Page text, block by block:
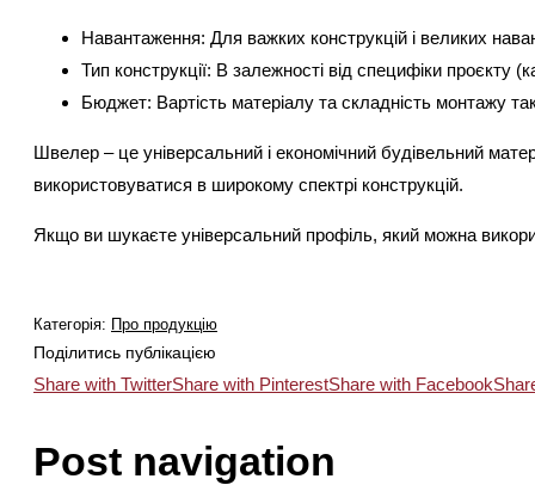
Навантаження: Для важких конструкцій і великих
Тип конструкції: В залежності від специфіки проєкту
Бюджет: Вартість матеріалу та складність монтажу
Швелер – це універсальний і економічний будівельний
використовуватися в широкому спектрі конструкцій.
Якщо ви шукаєте універсальний профіль, який можна
Категорія: Про продукцію
Поділитись публікацією
Share with TwitterShare with PinterestShare with Facebook
Post navigation